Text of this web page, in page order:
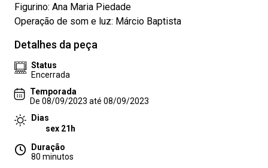
Figurino: Ana Maria Piedade
Operação de som e luz: Márcio Baptista
Detalhes da peça
Status
Encerrada
Temporada
De 08/09/2023 até 08/09/2023
Dias
sex 21h
Duração
80 minutos